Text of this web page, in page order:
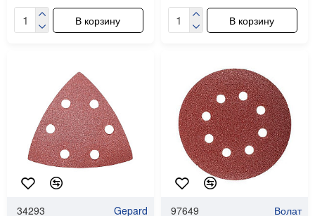
В корзину В корзину
34293 Gepard 97649 Волат